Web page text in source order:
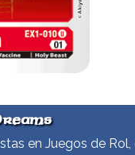
en Juegos de